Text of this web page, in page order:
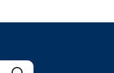
Sök